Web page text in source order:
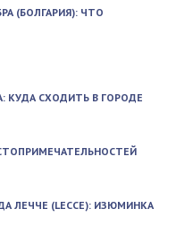
(БОЛГАРИЯ): ЧТО
КУДА СХОДИТЬ В ГОРОДЕ
ЛЕЧЧЕ (LECCE): ИЗЮМИНКА